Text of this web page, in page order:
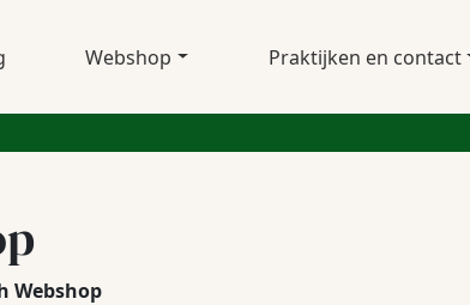
Webshop Praktijken en contact
Webshop